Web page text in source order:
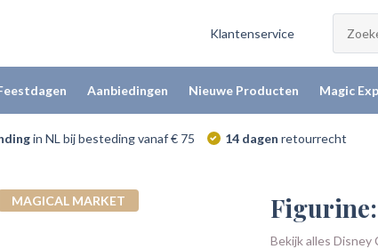
Klantenservice
Aanbiedingen Nieuwe Producten Magic
in NL bij besteding vanaf € 75 14 dagen retourrecht
MAGICAL MARKET
Bekijk alles Disney